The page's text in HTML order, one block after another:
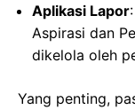
Aplikasi Lapor
Aspirasi dan
dikelola oleh
Yang penting,